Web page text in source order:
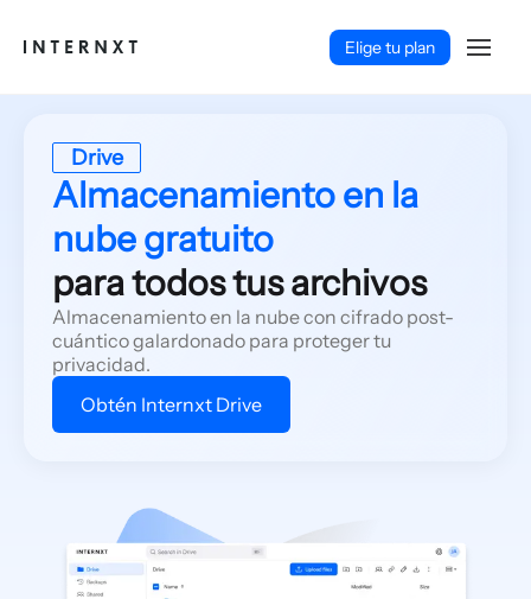
Elige tu plan
Drive
Almacenamiento en la
nube gratuito
para todos tus archivos
Almacenamiento en la nube con cifrado post-
cuántico galardonado para proteger tu
privacidad.
Obtén Internxt Drive